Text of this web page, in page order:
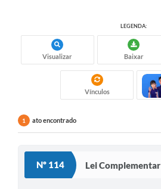
LEGENDA:
Visualizar Baixar
Vínculos
1 ato encontrado
Nº 114 Lei Complementar